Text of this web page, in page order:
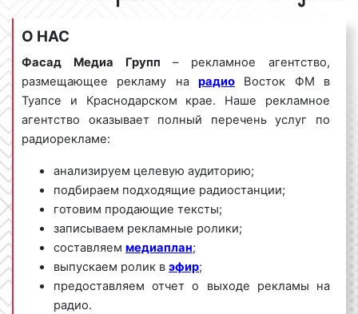
О НАС
Фасад Медиа Групп – рекламное агентство,
размещающее рекламу на радио
Восток ФМ в
Туапсе и Краснодарском крае. Наше рекламное
агентство оказывает полный перечень услуг по
радиорекламе:
анализируем целевую аудиторию;
подбираем подходящие радиостанции;
готовим продающие тексты;
записываем рекламные ролики;
составляем медиаплан;
выпускаем ролик в эфир;
предоставляем отчет о выходе рекламы на
радио.